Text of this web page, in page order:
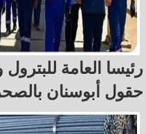
رئيسا العامة
حقول أبوسنان